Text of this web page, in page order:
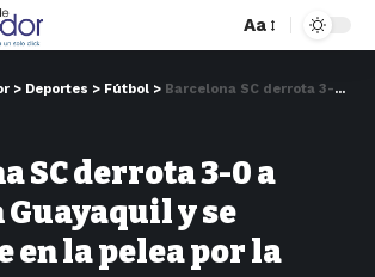
Aa
> Deportes > Fútbol > Barcelona SC derrota 3-0 a Aucas en Guayaquil y se mantiene en la pelea por la LigaPro
SC derrota 3-0 a
Guayaquil y se
en la pelea por la